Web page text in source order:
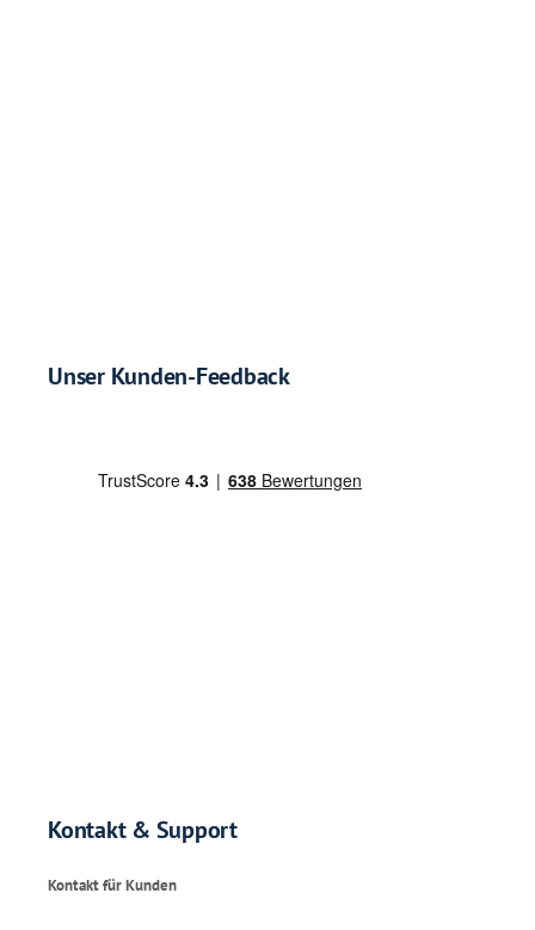
Unser Kunden-Feedback
Kontakt & Support
Kontakt für Kunden